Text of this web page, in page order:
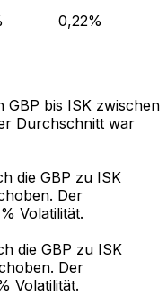
0,22%
GBP bis ISK zwischen
Durchschnitt war
die GBP zu ISK
Der
Volatilität.
die GBP zu ISK
Der
Volatilität.